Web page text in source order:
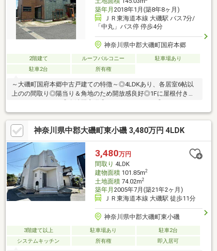
築年月 2018年1月(築8年8ヶ月)
ＪＲ東海道本線 大磯駅 バス7分/
「中丸」バス停 停歩4分
神奈川県中郡大磯町国府本郷
2階建て ルーフバルコニー
駐車場あり
駐車2台
所有権
～大磯町国府本郷中古戸建ての特徴～◎4LDKあり、各居室6帖以
上のの間取り◎陽当り＆角地のため開放感良好◎1Fに屋根付き物
干しスペースあり◎食洗機完備◎ルーフバルコニー◎カースペー
ス3台分あり（車種による）◇周辺環境・普段のお買物にヤオマ
サ大磯店まで徒歩12分・クリエイトエス・ディー大磯国府新宿店
まで徒歩7分・ローソン大磯国府本郷店まで徒歩5分・国府小学校
まで徒歩15分、国府中学校まで徒歩22分♪◇ぜひ、お気軽にお問
合せ下さい。
神奈川県中郡大磯町東小磯 3,480万円 4LDK
3,480万円
間取り 4LDK
建物面積101.85m2
土地面積74.02m2
築年月 2005年7月(築21年2ヶ月)
ＪＲ東海道本線 大磯駅 徒歩11分
神奈川県中郡大磯町東小磯
3階建て以上 駐車場あり
駐車2台
システムキッチン
所有権 即入居可